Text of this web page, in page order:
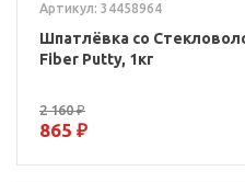
Артикул: 34458964
Шпатлёвка со
Fiber Putty, 1кг
2 160 ₽
865 ₽